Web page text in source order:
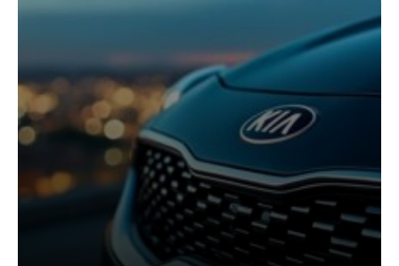
découvrir son potentiel